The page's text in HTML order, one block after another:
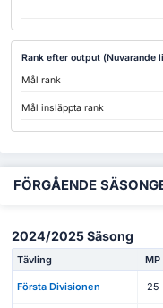
Rank efter output (Nuvarande
Mål rank
Mål insläppta rank
FÖRGÅENDE
2024/2025 Säsong
Tävling MP
Första Divisionen 25